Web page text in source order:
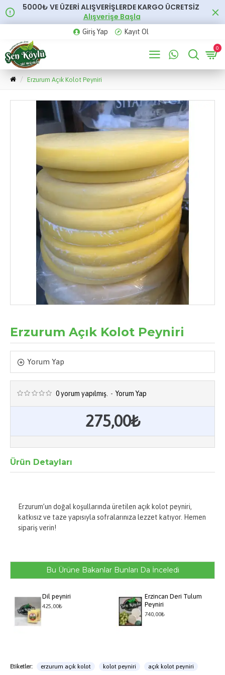
5000₺ VE ÜZERİ ALIŞVERİŞLERDE KARGO ÜCRETSİZ
Alışverişe Başla
Giriş Yap Kayıt Ol
0
Erzurum Açık Kolot Peyniri
Erzurum Açık Kolot Peyniri
Yorum Yap
0 yorum yapılmış. - Yorum Yap
275,00₺
Ürün Detayları
Erzurum’un doğal koşullarında üretilen açık kolot peyniri,
katkısız ve taze yapısıyla sofralarınıza lezzet katıyor. Hemen
sipariş verin!
Bu Ürüne Bakanlar Bunları Da İnceledi
Dil peyniri
425,00₺
Erzincan Deri Tulum
Peyniri
740,00₺
Etiketler: erzurum açık kolot kolot peyniri
açık kolot peyniri